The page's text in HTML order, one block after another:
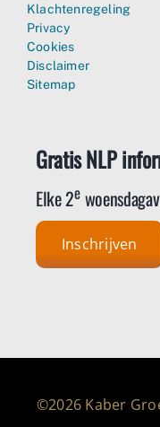
Klachtenregeling
Privacy
Cookies
Disclaimer
Sitemap
Gratis NLP
Elke 2e
Inschrijven
©2026 Kaber